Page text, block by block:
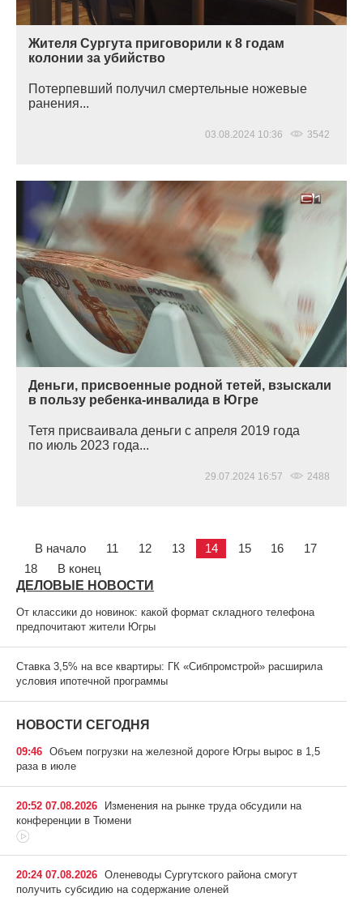
Жителя Сургута приговорили к 8 годам
колонии за убийство
Потерпевший получил смертельные ножевые
ранения...
03.08.2024 10:36 3542
Деньги, присвоенные родной тетей, взыскали
в пользу ребенка-инвалида в Югре
Тетя присваивала деньги с апреля 2019 года
по июль 2023 года...
29.07.2024 16:57 2488
В начало 11 12 13 14 15 16
17
18
В конец
ДЕЛОВЫЕ НОВОСТИ
От классики до новинок: какой формат складного телефона
предпочитают жители Югры
Ставка 3,5% на все квартиры: ГК «Сибпромстрой» расширила
условия ипотечной программы
НОВОСТИ СЕГОДНЯ
09:46 Объем погрузки на железной дороге Югры вырос в 1,5
раза в июле
20:52 07.08.2026
Изменения на рынке труда обсудили на
конференции в Тюмени
20:24 07.08.2026 Оленеводы Сургутского района смогут
получить субсидию на содержание оленей